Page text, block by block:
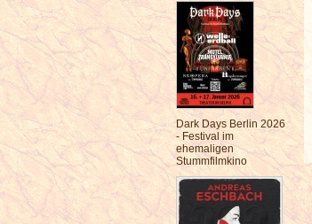
Dark Days Berlin 2026
- Festival im
ehemaligen
Stummfilmkino